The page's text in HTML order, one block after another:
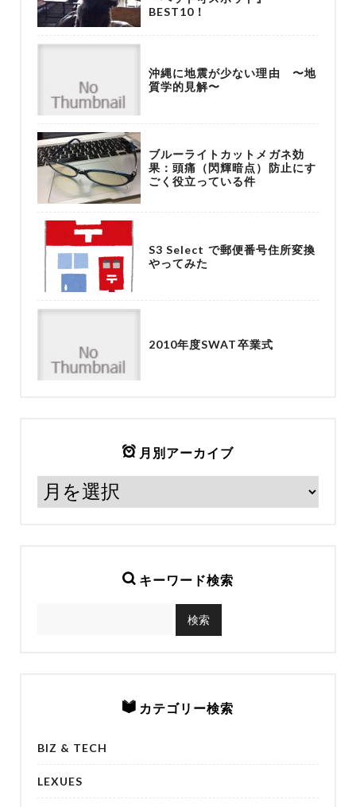
BEST10！
沖縄に地震が少ない理由 〜地
質学的見解〜
ブルーライトカットメガネ効
果：頭痛（閃輝暗点）防止にす
ごく役立っている件
S3 Select で郵便番号住所変換
やってみた
2010年度SWAT卒業式
月別アーカイブ
キーワード検索
カテゴリー検索
BIZ & TECH
LEXUES